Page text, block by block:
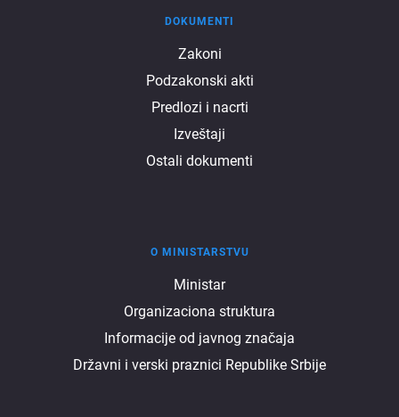
DOKUMENTI
Zakoni
Podzakonski akti
Predlozi i nacrti
Izveštaji
Ostali dokumenti
ministarstvu
O MINISTARSTVU
Ministar
Organizaciona struktura
Informacije od javnog značaja
Državni i verski praznici Republike Srbije